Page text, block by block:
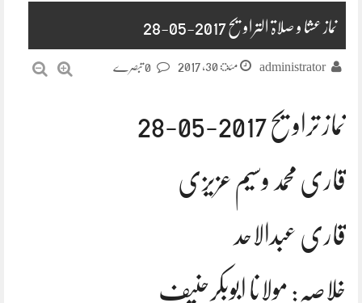
ںماز عشا و صلاۃ التراویح 2017-05-28
administrator مئ 30, 2017
نماز تراویح 2017-05-28
قاری محمد وسیم عزیزی
قاری عبدالاحد
خلاصہ: مولانا ابوبکرحنیف